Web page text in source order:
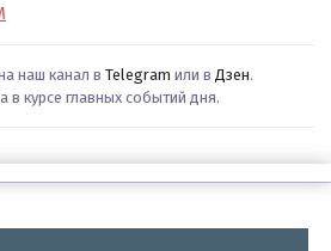
наш канал в Telegram или в Дзен.
в курсе главных событий дня.